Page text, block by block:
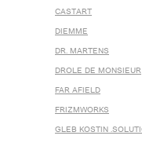
CASTART
DIEMME
DR. MARTENS
DROLE DE MONSIEUR
FAR AFIELD
FRIZMWORKS
GLEB KOSTIN